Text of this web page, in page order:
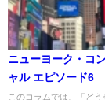
ニューヨーク・コ
ャル エピソード6
このコラムでは、「ど